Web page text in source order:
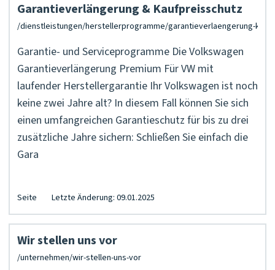
Garantieverlängerung & Kaufpreisschutz
Garantie- und Serviceprogramme Die Volkswagen
Garantieverlängerung Premium Für VW mit
laufender Herstellergarantie Ihr Volkswagen ist noch
keine zwei Jahre alt? In diesem Fall können Sie sich
einen umfangreichen Garantieschutz für bis zu drei
zusätzliche Jahre sichern: Schließen Sie einfach die
Gara
Seite Letzte Änderung: 09.01.2025
Wir stellen uns vor